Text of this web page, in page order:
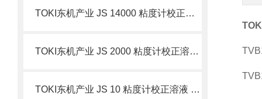
TOKI东机产业 JS 14000 粘度计校正溶液 简介
TOKI东机产业 JS 2000 粘度计校正溶液 简介
TOKI东机产业 JS 10 粘度计校正溶液 简介